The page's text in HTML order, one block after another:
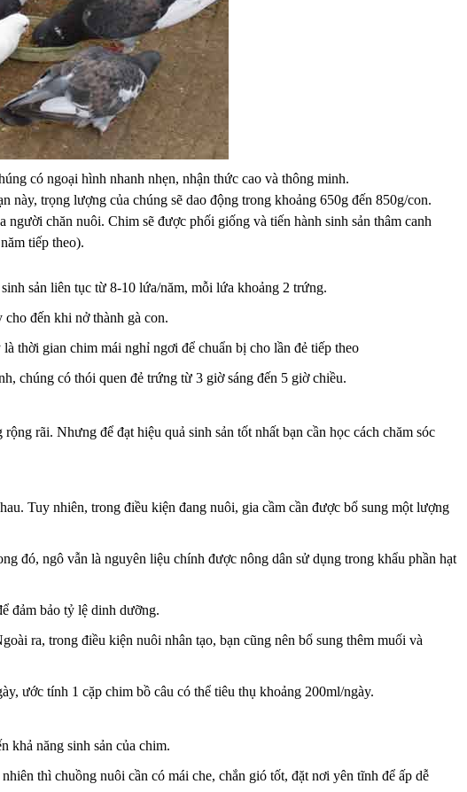
có ngoại hình nhanh nhẹn, nhận thức cao và thông minh.
trọng lượng của chúng sẽ dao động trong khoảng 650g đến 850g/con.
chăn nuôi. Chim sẽ được phối giống và tiến hành sinh sản thâm canh
tiếp theo).
sản liên tục từ 8-10 lứa/năm, mỗi lứa khoảng 2 trứng.
đến khi nở thành gà con.
thời gian chim mái nghỉ ngơi để chuẩn bị cho lần đẻ tiếp theo
chúng có thói quen đẻ trứng từ 3 giờ sáng đến 5 giờ chiều.
rãi. Nhưng để đạt hiệu quả sinh sản tốt nhất bạn cần học cách chăm sóc
Tuy nhiên, trong điều kiện đang nuôi, gia cầm cần được bổ sung một lượng
đó, ngô vẫn là nguyên liệu chính được nông dân sử dụng trong khẩu phần hạt
đảm bảo tỷ lệ dinh dưỡng.
ra, trong điều kiện nuôi nhân tạo, bạn cũng nên bổ sung thêm muối và
ước tính 1 cặp chim bồ câu có thể tiêu thụ khoảng 200ml/ngày.
khả năng sinh sản của chim.
thì chuồng nuôi cần có mái che, chắn gió tốt, đặt nơi yên tĩnh để ấp dễ